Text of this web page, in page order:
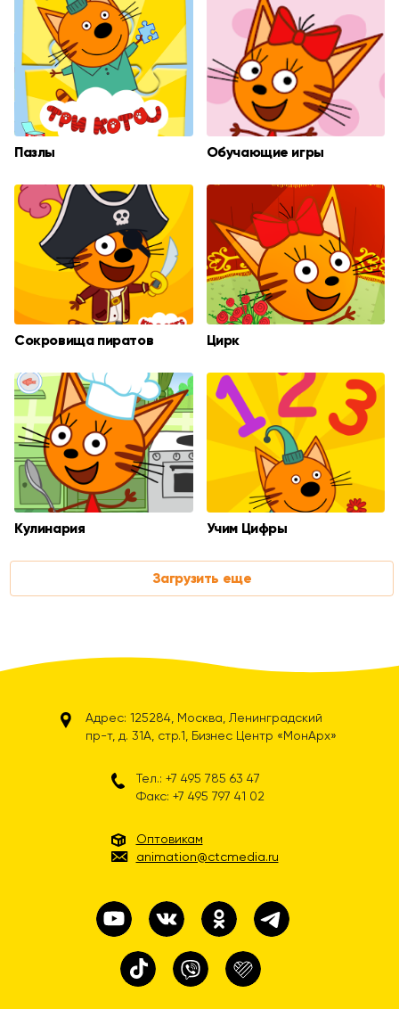
Пазлы Обучающие игры
Сокровища пиратов Цирк
Кулинария Учим Цифры
Загрузить еще
Адрес: 125284, Москва, Ленинградский
пр-т, д. 31А, стр.1, Бизнес Центр «МонАрх»
Тел.: +7 495 785 63 47
Факс: +7 495 797 41 02
Оптовикам
animation@ctcmedia.ru